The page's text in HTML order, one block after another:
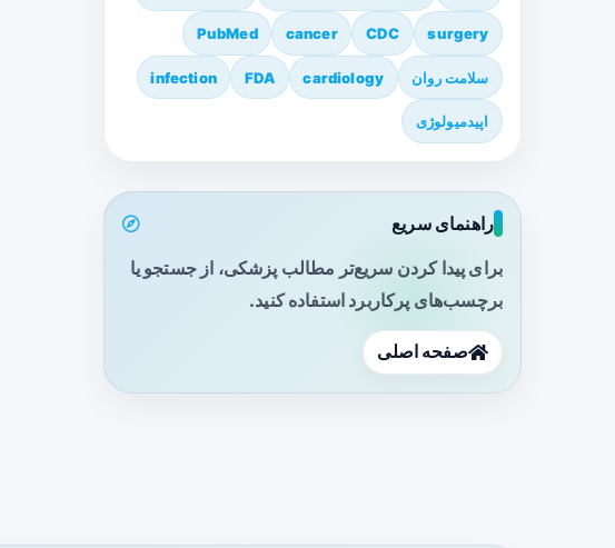
surgery
CDC
cancer
PubMed
سلامت روان cardiology
FDA
infection
اپیدمیولوژی
راهنمای سریع
برای پیدا کردن سریع‌تر مطالب پزشکی، از جستجو یا
برچسب‌های پرکاربرد استفاده کنید.
صفحه اصلی